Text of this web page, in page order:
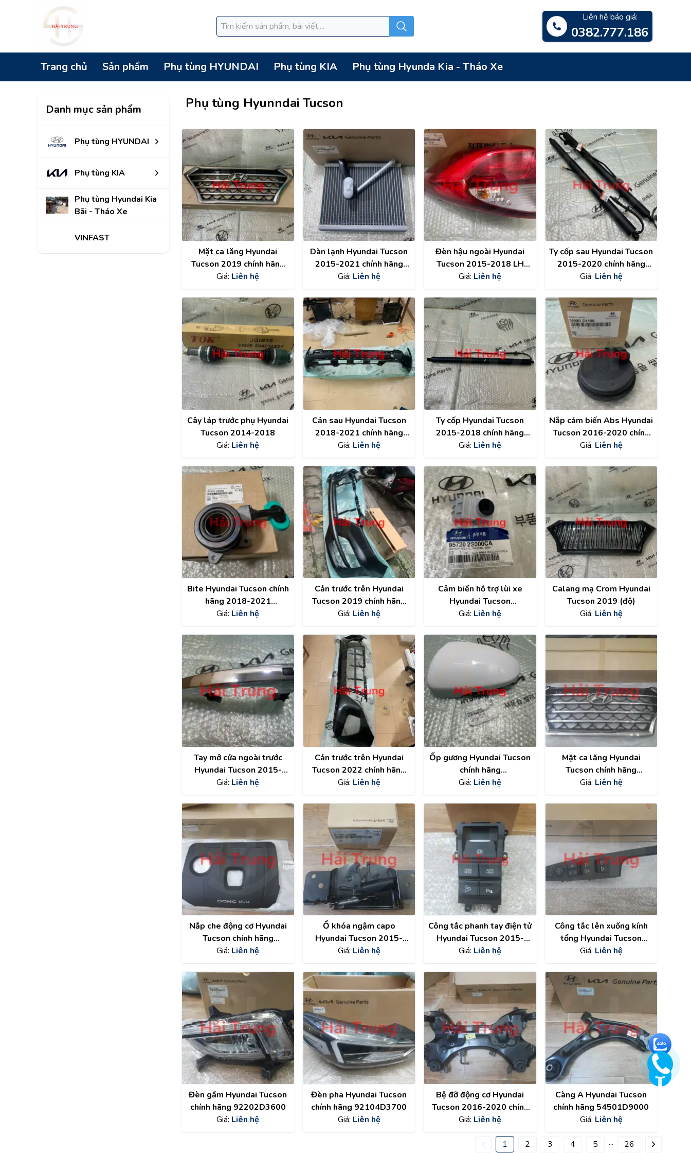
Liên hệ báo giá:
0382.777.186
Trang chủ Sản phẩm Phụ tùng HYUNDAI Phụ tùng KIA Phụ tùng Hyunda Kia - Tháo Xe
Danh mục sản phẩm
Phụ tùng HYUNDAI
Phụ tùng KIA
Phụ tùng Hyundai Kia
Bãi - Tháo Xe
VINFAST
Phụ tùng Hyunndai Tucson
Mặt ca lăng Hyundai
Tucson 2019 chính hãng
86350D3640
Giá: Liên hệ
Dàn lạnh Hyundai Tucson
2015-2021 chính hãng
97139D3000
Giá: Liên hệ
Đèn hậu ngoài Hyundai
Tucson 2015-2018 LH
chính hãng 92401D3100
Giá: Liên hệ
Ty cốp sau Hyundai Tucson
2015-2020 chính hãng
81770D3100
Giá: Liên hệ
Cây láp trước phụ Hyundai
Tucson 2014-2018
Giá: Liên hệ
Cản sau Hyundai Tucson
2018-2021 chính hãng
86612D3510
Giá: Liên hệ
Ty cốp Hyundai Tucson
2015-2018 chính hãng
81770D3100
Giá: Liên hệ
Nắp cảm biến Abs Hyundai
Tucson 2016-2020 chính
hãng 58980C1100
Giá: Liên hệ
Bite Hyundai Tucson chính
hãng 2018-2021
4142124360
Giá: Liên hệ
Cản trước trên Hyundai
Tucson 2019 chính hãng
86511D3500
Giá: Liên hệ
Cảm biến hỗ trợ lùi xe
Hyundai Tucson
957202S000CA
Giá: Liên hệ
Calang mạ Crom Hyundai
Tucson 2019 (độ)
Giá: Liên hệ
Tay mở cửa ngoài trước
Hyundai Tucson 2015-
2017 chính hãng
82661D3710
Giá: Liên hệ
Cản trước trên Hyundai
Tucson 2022 chính hãng
86540N9000
Giá: Liên hệ
Ốp gương Hyundai Tucson
chính hãng
87616D3100PKW
Giá: Liên hệ
Mặt ca lăng Hyundai
Tucson chính hãng
86350D3640
Giá: Liên hệ
Nắp che động cơ Hyundai
Tucson chính hãng
292402E060
Giá: Liên hệ
Ổ khóa ngậm capo
Hyundai Tucson 2015-
2021 chính hãng
Giá: Liên hệ
Công tắc phanh tay điện tử
Hyundai Tucson 2015-
2018 chính hãng
Giá: Liên hệ
Công tắc lên xuống kính
tổng Hyundai Tucson
2015-2018 chính hãng
Giá: Liên hệ
Đèn gầm Hyundai Tucson
chính hãng 92202D3600
Giá: Liên hệ
Đèn pha Hyundai Tucson
chính hãng 92104D3700
Giá: Liên hệ
Bệ đỡ động cơ Hyundai
Tucson 2016-2020 chính
hãng 62405D3050
Giá: Liên hệ
Càng A Hyundai Tucson
chính hãng 54501D9000
Giá: Liên hệ
1 2 3 4 5 ... 26